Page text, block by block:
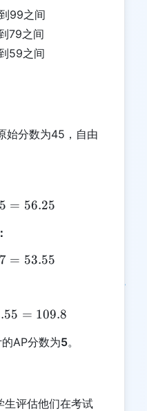
99之间
79之间
59之间
始分数为45，自由
45 \times 1.25 = 56.25
= 56.25
15 \times 3.57 = 53.55
= 53.55
56.25 + 53.55 = 109.8
= 109.8
AP分数为5。
生评估他们在考试